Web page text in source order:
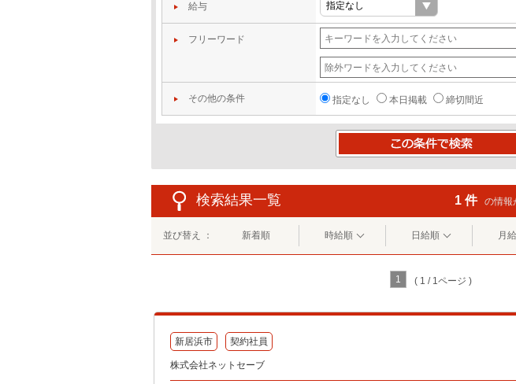
給与
フリーワード
その他の条件 指定なし 本日掲載 締切間近
検索結果一覧 1 件 の情報
並び替え ： 新着順 時給順 日給順 月
1 ( 1 / 1ページ )
新居浜市 契約社員
株式会社ネットセーブ